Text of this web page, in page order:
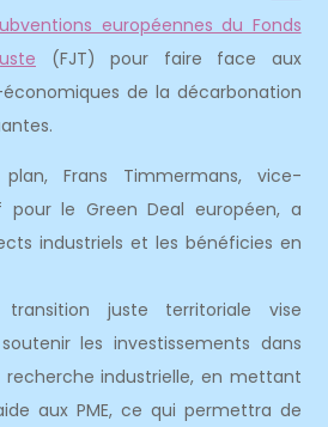
européennes du Fonds
(FJT) pour faire face aux
de la décarbonation
Frans Timmermans, vice-
pour le Green Deal européen, a
industriels et les bénéficies en
juste territoriale vise
les investissements dans
recherche industrielle, en mettant
aux PME, ce qui permettra de